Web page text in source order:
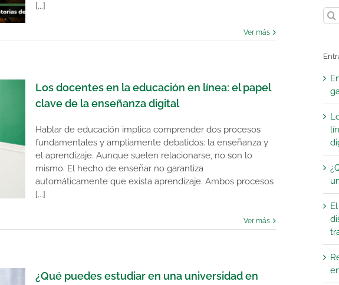
[...]
Ver más
Los docentes en la educación en línea: el papel
clave de la enseñanza digital
Hablar de educación implica comprender dos procesos
fundamentales y ampliamente debatidos: la enseñanza y
el aprendizaje. Aunque suelen relacionarse, no son lo
mismo. El hecho de enseñar no garantiza
automáticamente que exista aprendizaje. Ambos procesos
[...]
Ver más
¿Qué puedes estudiar en una universidad en